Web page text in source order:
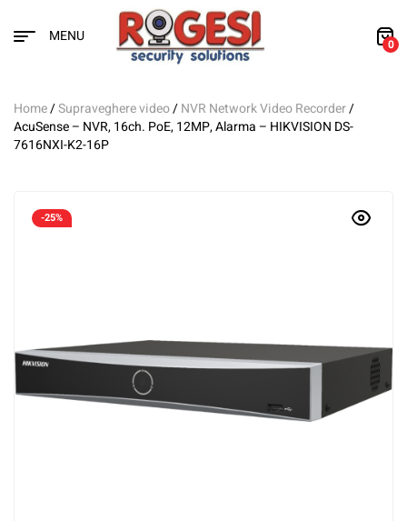
MENU 0
Home/Supraveghere video/NVR Network Video Recorder/
AcuSense – NVR, 16ch. PoE, 12MP, Alarma – HIKVISION DS-
7616NXI-K2-16P
-25%